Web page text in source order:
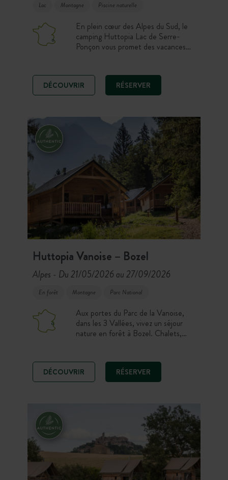
Lac Montagne Piscine naturelle
En plein cœur des Alpes du Sud, le
camping Huttopia Lac de Serre-
Ponçon vous promet des vacances
profitez des 17 hectares de nature
préservée et d’un accès direct au
plus grand lac artificiel d’Europe.
DÉCOUVRIR RÉSERVER
Huttopia Vanoise – Bozel
Alpes - Du 21/05/2026 au 27/09/2026
En forêt Montagne Parc National
Aux portes du Parc de la Vanoise,
dans les 3 Vallées, vivez un séjour
nature en forêt à Bozel. Chalets,
ambiance trappeur, à deux pas du
village. Ici, randonnées, vélo,
baignade naturelle à 300 m et
DÉCOUVRIR RÉSERVER